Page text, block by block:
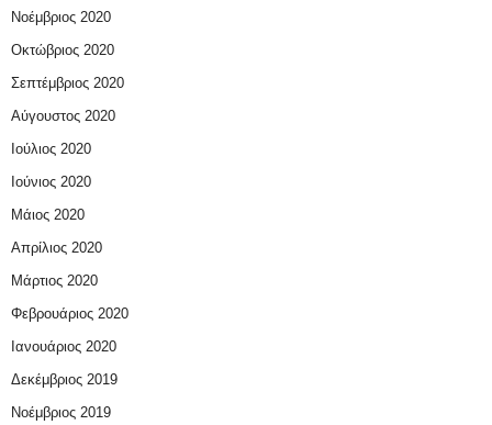
Νοέμβριος 2020
Οκτώβριος 2020
Σεπτέμβριος 2020
Αύγουστος 2020
Ιούλιος 2020
Ιούνιος 2020
Μάιος 2020
Απρίλιος 2020
Μάρτιος 2020
Φεβρουάριος 2020
Ιανουάριος 2020
Δεκέμβριος 2019
Νοέμβριος 2019